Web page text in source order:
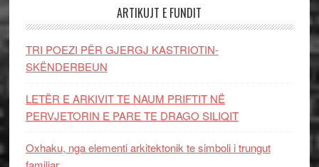
ARTIKUJT E FUNDIT
TRI POEZI PËR GJERGJ KASTRIOTIN-
SKËNDERBEUN
LETËR E ARKIVIT TE NAUM PRIFTIT NË
PERVJETORIN E PARE TE DRAGO SILIQIT
Oxhaku, nga elementi arkitektonik te simboli i trungut